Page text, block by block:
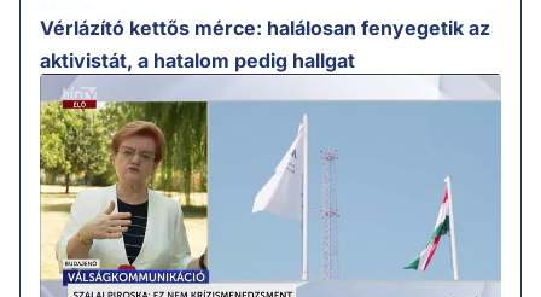
Vérlázító kettős mérce: halálosan fenyegetik az
aktivistát, a hatalom pedig hallgat